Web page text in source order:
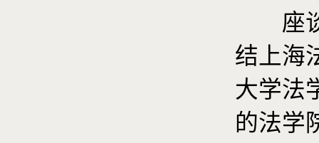
座谈
结上海
大学法
的法学